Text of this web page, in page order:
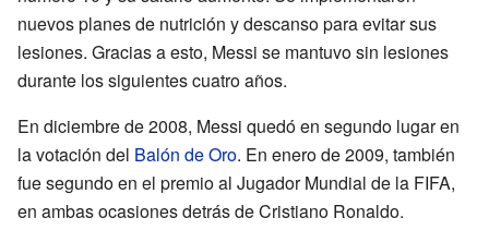
nuevos planes de nutrición y descanso para evitar sus
lesiones. Gracias a esto, Messi se mantuvo sin lesiones
durante los siguientes cuatro años.
En diciembre de 2008, Messi quedó en segundo lugar en
la votación del Balón de Oro. En enero de 2009, también
fue segundo en el premio al Jugador Mundial de la FIFA,
en ambas ocasiones detrás de Cristiano Ronaldo.